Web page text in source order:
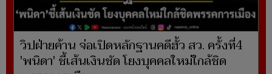
วิปฝ่ายค้าน จ่อเปิดหลักฐานคดีฮั้ว สว. ครั้งที่4
'พนิดา' ชี้เส้นเงินชัด โยงบุคคลใหม่ใกล้ชิด